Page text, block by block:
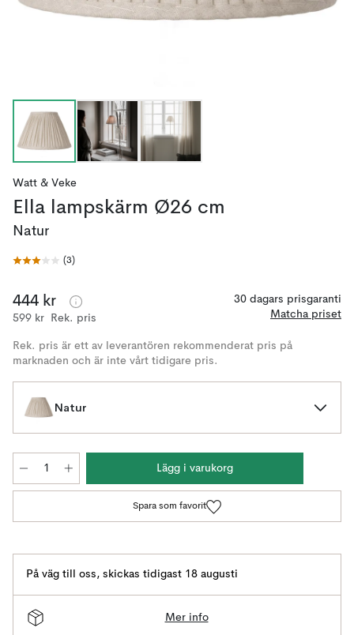
Watt & Veke
Ella lampskärm Ø26 cm
Natur
(3)
444 kr
599 kr Rek. pris
30 dagars prisgaranti
Matcha priset
Rek. pris är ett av leverantören rekommenderat pris på
marknaden och är inte vårt tidigare pris.
Natur
Lägg i varukorg
Spara som favorit
På väg till oss, skickas tidigast 18 augusti
Mer info